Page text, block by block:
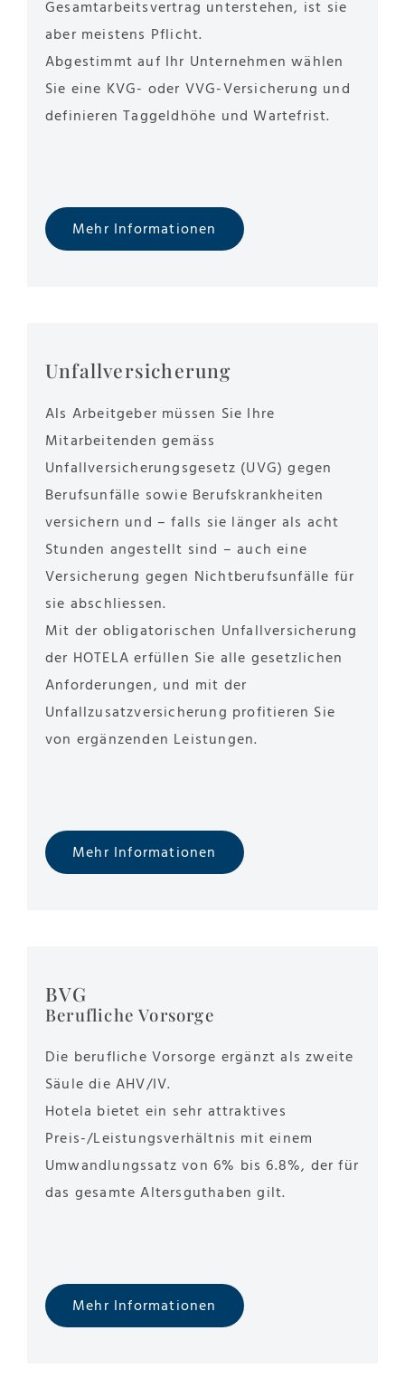
Gesamtarbeitsvertrag unterstehen, ist sie
aber meistens Pflicht.
Abgestimmt auf Ihr Unternehmen wählen
Sie eine KVG- oder VVG-Versicherung und
definieren Taggeldhöhe und Wartefrist.
Mehr Informationen
Unfallversicherung
Als Arbeitgeber müssen Sie Ihre
Mitarbeitenden gemäss
Unfallversicherungsgesetz (UVG) gegen
Berufsunfälle sowie Berufskrankheiten
versichern und – falls sie länger als acht
Stunden angestellt sind – auch eine
Versicherung gegen Nichtberufsunfälle für
sie abschliessen.
Mit der obligatorischen Unfallversicherung
der HOTELA erfüllen Sie alle gesetzlichen
Anforderungen, und mit der
Unfallzusatzversicherung profitieren Sie
von ergänzenden Leistungen.
Mehr Informationen
BVG
Berufliche Vorsorge
Die berufliche Vorsorge ergänzt als zweite
Säule die AHV/IV.
Hotela bietet ein sehr attraktives
Preis-/Leistungsverhältnis mit einem
Umwandlungssatz von 6% bis 6.8%, der für
das gesamte Altersguthaben gilt.
Mehr Informationen